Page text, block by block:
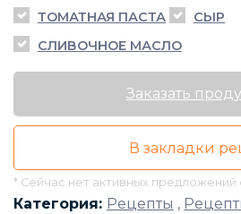
ТОМАТНАЯ ПАСТА
СЫР
СЛИВОЧНОЕ МАСЛО
Заказать
В закладки
* Сейчас нет активных предложений
Категория: Рецепты ,